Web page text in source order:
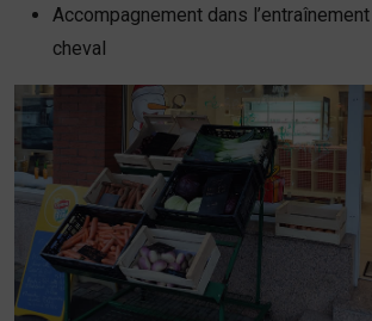
Accompagnement dans
cheval